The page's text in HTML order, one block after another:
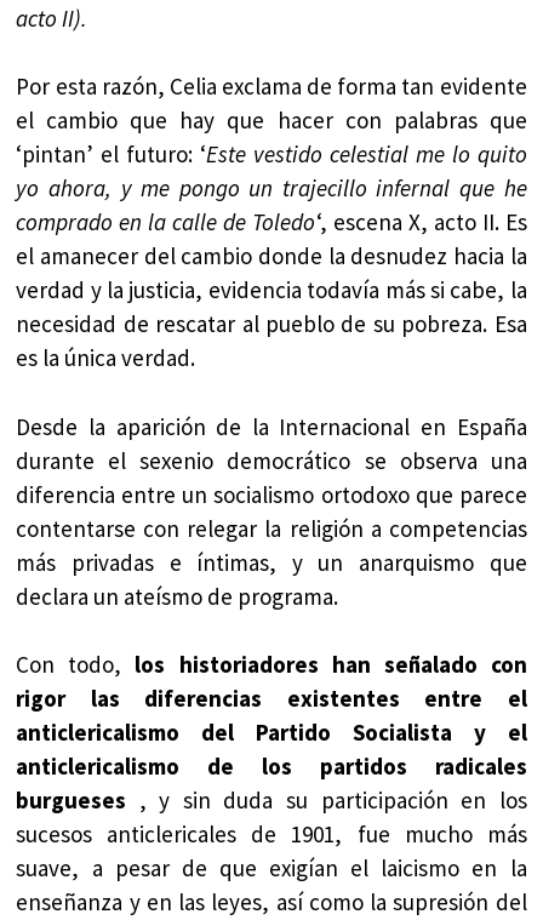
acto II).
Por esta razón, Celia exclama de forma tan evidente
el cambio que hay que hacer con palabras que
‘pintan’ el futuro: ‘Este vestido celestial me lo quito
yo ahora, y me pongo un trajecillo infernal que he
comprado en la calle de Toledo‘, escena X, acto II. Es
el amanecer del cambio donde la desnudez hacia la
verdad y la justicia, evidencia todavía más si cabe, la
necesidad de rescatar al pueblo de su pobreza. Esa
es la única verdad.
Desde la aparición de la Internacional en España
durante el sexenio democrático se observa una
diferencia entre un socialismo ortodoxo que parece
contentarse con relegar la religión a competencias
más privadas e íntimas, y un anarquismo que
declara un ateísmo de programa.
Con todo, los historiadores han señalado con
rigor las diferencias existentes entre el
anticlericalismo del Partido Socialista y el
anticlericalismo de los partidos radicales
burgueses , y sin duda su participación en los
sucesos anticlericales de 1901, fue mucho más
suave, a pesar de que exigían el laicismo en la
enseñanza y en las leyes, así como la supresión del